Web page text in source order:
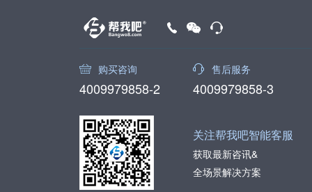
购买咨询
4009979858-2
售后服务
4009979858-3
关注帮我吧智能客服
获取最新咨讯&
全场景解决方案